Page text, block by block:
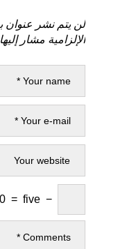
لن يتم نشر عنوان
الإلزامية مشار
−
five
=
0